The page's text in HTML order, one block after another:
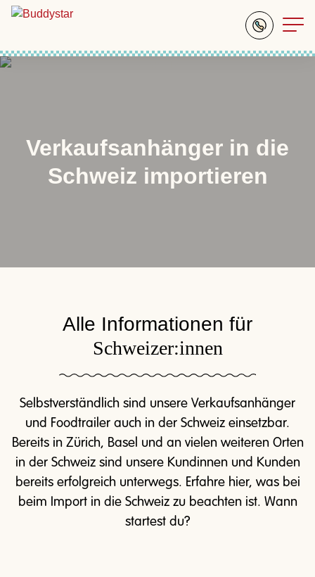
Verkaufsanhänger in die
Schweiz importieren
Alle Informationen für
Schweizer:innen
Selbstverständlich sind unsere Verkaufsanhänger
und Foodtrailer auch in der Schweiz einsetzbar.
Bereits in Zürich, Basel und an vielen weiteren Orten
in der Schweiz sind unsere Kundinnen und Kunden
bereits erfolgreich unterwegs. Erfahre hier, was bei
beim Import in die Schweiz zu beachten ist. Wann
startest du?